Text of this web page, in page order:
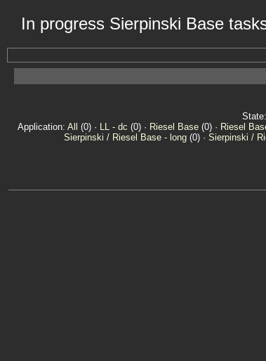
In progress Sierpinski Base
State:
Application: All (0) · LL - dc (0) · Riesel Base(0) · Riesel
Sierpinski / Riesel Base - long(0) · Sierpinski /